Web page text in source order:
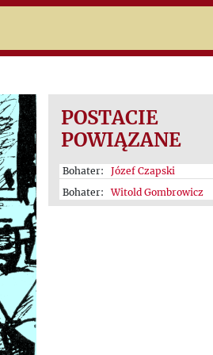
POSTACIE
POWIĄZANE
Bohater:
Józef Czapski
Bohater:
Witold Gombrowicz